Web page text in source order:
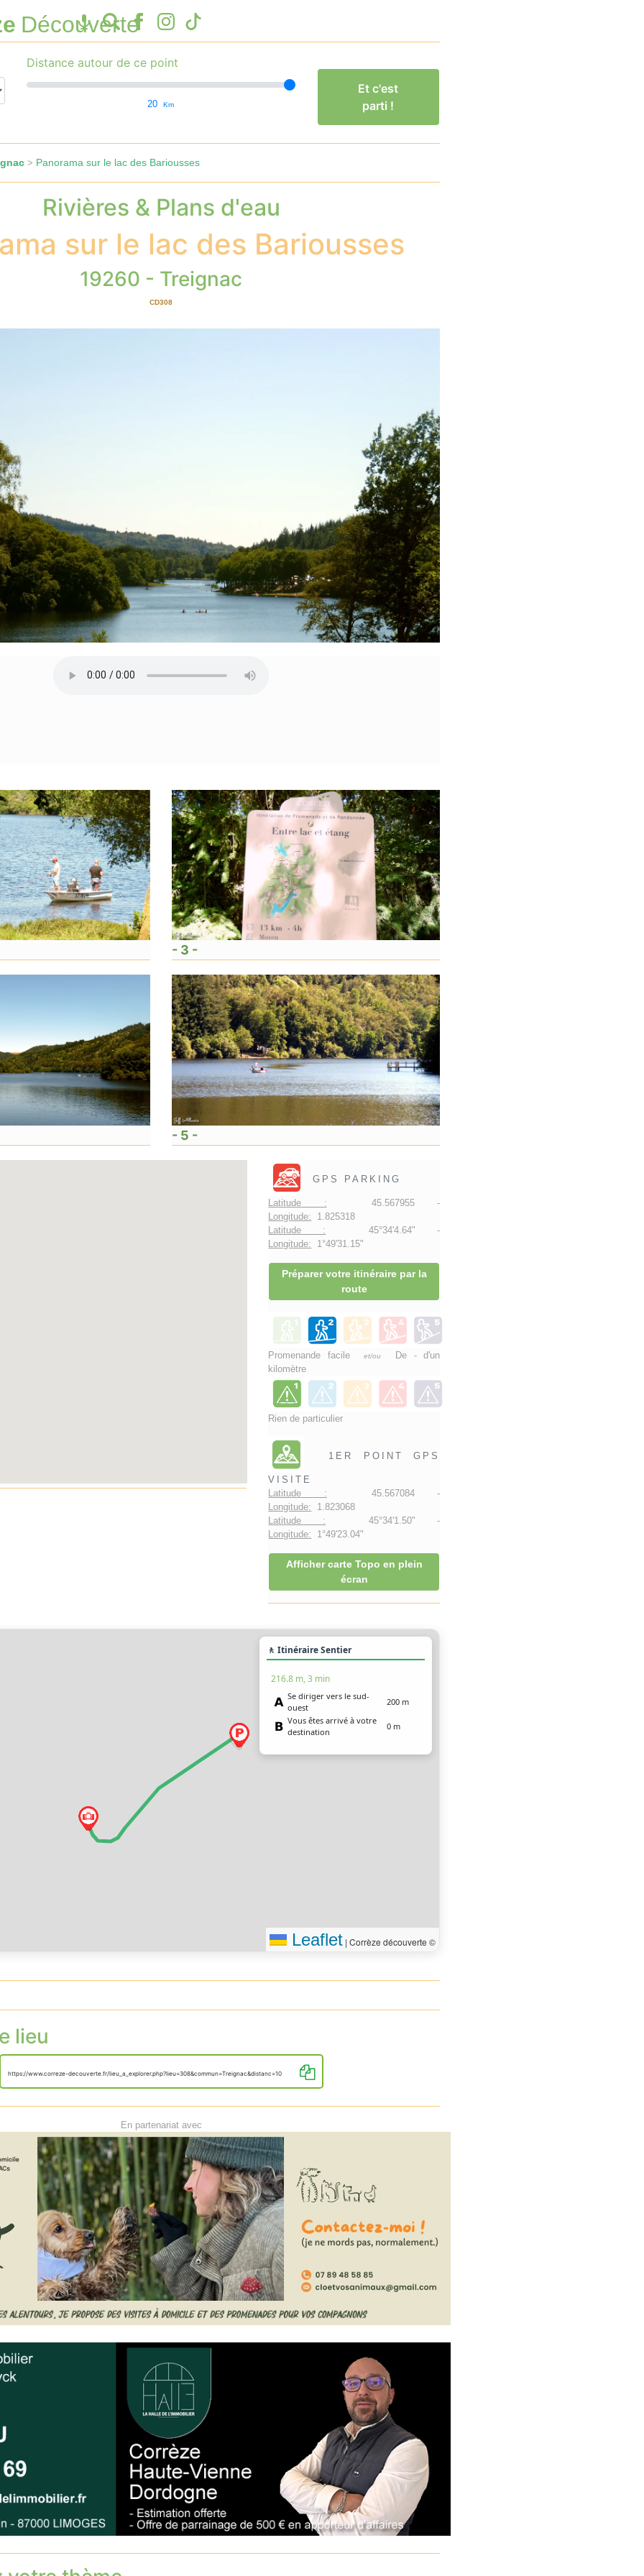
Découverte
Distance autour de ce point
20 Km
Et c'est
parti !
> Panorama sur le lac des Bariousses
Rivières & Plans d'eau
sur le lac des Bariousses
19260 - Treignac
CD308
- 3 -
- 5 -
GPS PARKING
Latitude : 45.567955 -
Longitude: 1.825318
Latitude : 45°34'4.64" -
Longitude: 1°49'31.15"
Préparer votre itinéraire par la
route
Promenande facileet/ou
De - d'un
kilomètre
Rien de particulier
1ER POINT GPS
VISITE
Latitude : 45.567084 -
Longitude: 1.823068
Latitude : 45°34'1.50" -
Longitude: 1°49'23.04"
Afficher carte Topo en plein
écran
🚶 Itinéraire Sentier
216.8 m, 3 min
Se diriger vers le sud-
ouest
200 m
Vous êtes arrivé à votre
destination
0 m
Leaflet | Corrèze découverte ©
lieu
https://www.correze-decouverte.fr/lieu_a_explorer.php?lieu=308&commun=Treignac&distanc=10
En partenariat avec